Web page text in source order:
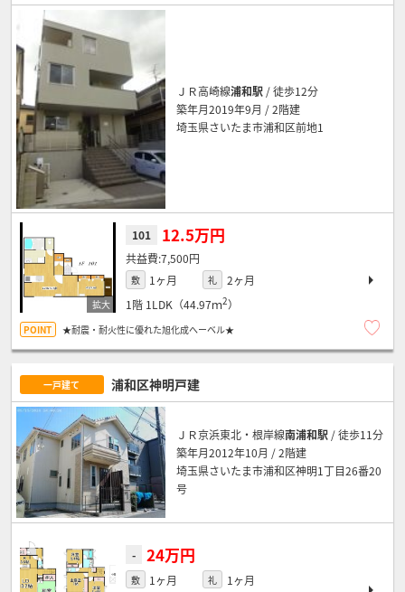
ＪＲ高崎線浦和駅 / 徒歩12分
築年月2019年9月 / 2階建
埼玉県さいたま市浦和区前地1
101 12.5万円
7,500円
敷 1ヶ月 礼
2ヶ月
1階 1LDK（44.97ｍ2）
★耐震・耐火性に優れた旭化成へーベル★
一戸建て 浦和区神明戸建
ＪＲ京浜東北・根岸線南浦和駅 / 徒歩11分
築年月2012年10月 / 2階建
埼玉県さいたま市浦和区神明1丁目26番20
号
- 24万円
敷 1ヶ月 礼
1ヶ月